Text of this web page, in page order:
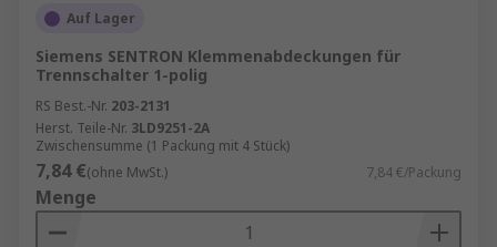
Auf Lager
Siemens SENTRON Klemmenabdeckungen für
Trennschalter 1-polig
RS Best.-Nr. 203-2131
Herst. Teile-Nr. 3LD9251-2A
Zwischensumme (1 Packung mit 4 Stück)
7,84 €(ohne MwSt.) 7,84 €/Packung
Menge